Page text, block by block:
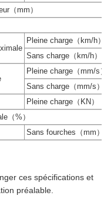
（mm）
Pleine charge（km/h
Sans charge（km/h）
Pleine charge（mm/s
Sans charge（mm/s）
Pleine charge（KN）
（%）
Sans fourches（mm）
）
Roue avant
ces spécifications et
préalable.